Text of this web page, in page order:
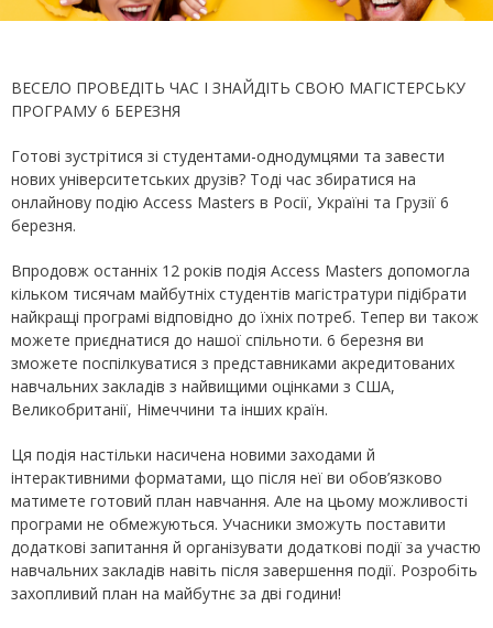
ВЕСЕЛО ПРОВЕДІТЬ ЧАС І ЗНАЙДІТЬ СВОЮ МАГІСТЕРСЬКУ
ПРОГРАМУ 6 БЕРЕЗНЯ
Готові зустрітися зі студентами-однодумцями та завести
нових університетських друзів? Тоді час збиратися на
онлайнову подію Access Masters в Росії, Україні та Грузії 6
березня.
Впродовж останніх 12 років подія Access Masters допомогла
кільком тисячам майбутніх студентів магістратури підібрати
найкращі програмі відповідно до їхніх потреб. Тепер ви також
можете приєднатися до нашої спільноти. 6 березня ви
зможете поспілкуватися з представниками акредитованих
навчальних закладів з найвищими оцінками з США,
Великобританії, Німеччини та інших країн.
Ця подія настільки насичена новими заходами й
інтерактивними форматами, що після неї ви обов’язково
матимете готовий план навчання. Але на цьому можливості
програми не обмежуються. Учасники зможуть поставити
додаткові запитання й організувати додаткові події за участю
навчальних закладів навіть після завершення події. Розробіть
захопливий план на майбутнє за дві години!